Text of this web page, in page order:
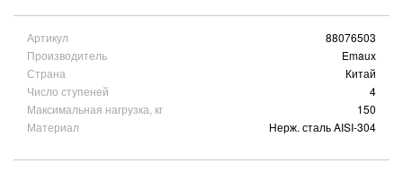
Артикул
88076503
Производитель
Emaux
Страна
Китай
Число ступеней
4
Максимальная нагрузка, кг
150
Материал
Нерж. сталь AISI-304